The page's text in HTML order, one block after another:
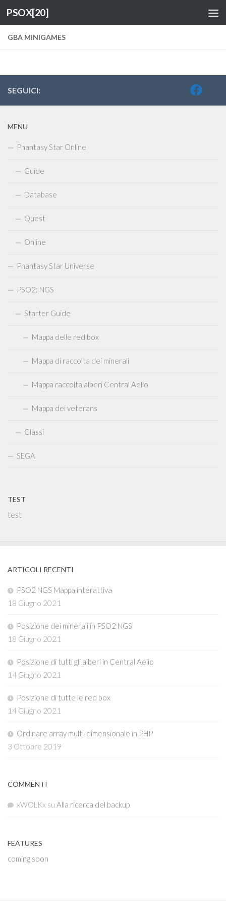
Salta al contenuto
PSOX[20]
GBA MINIGAMES
SEGUICI:
MENU
Phantasy Star Online
Guide
Database
Quest
Online
Phantasy Star Universe
PSO2: NGS
Starter Guide
Mappa delle red box
Mappa di raccolta dei minerali
Mappa raccolta alberi Central Aelio
Mappa dei veterans
Classi
SEGA
TEST
test
ARTICOLI RECENTI
PSO2 NGS Mappa interattiva
18 Giugno 2021
Posizione dei minerali in PSO2 NGS
18 Giugno 2021
Posizione di tutti gli alberi in Central Aelio
14 Giugno 2021
Posizione di tutte le red box
14 Giugno 2021
Ordinare array multi-dimensionale in PHP
3 Ottobre 2019
COMMENTI
xWOLKx su Alla ricerca del backup
FEATURES
coming soon